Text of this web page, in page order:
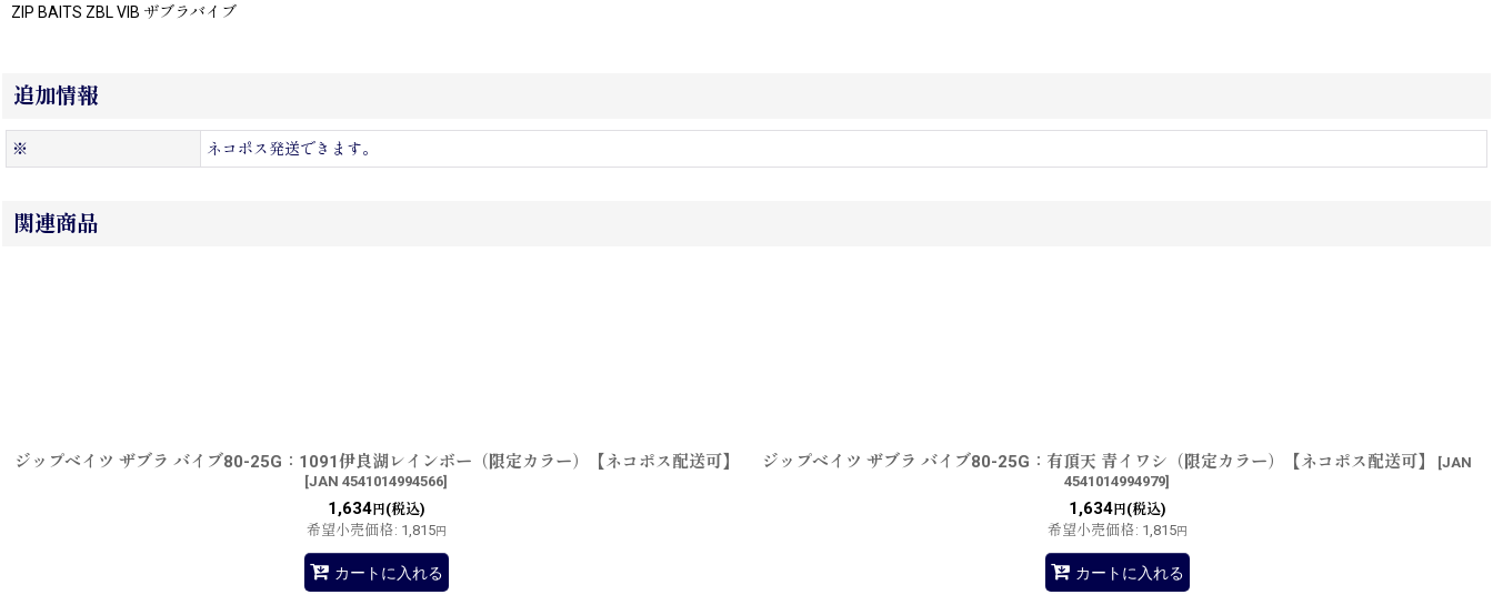
ZIP BAITS ZBL VIB ザブラバイブ
追加情報
※ ネコポス発送できます。
関連商品
ジップベイツ ザブラ バイブ80-25G：1091伊良湖レインボー（限定カラー）【ネコポス配送可】
[JAN 4541014994566]
1,634円(税込)
希望小売価格: 1,815円
カートに入れる
ジップベイツ ザブラ バイブ80-25G：有頂天 青イワシ（限定カラー）【ネコポス配送可】 [JAN
4541014994979]
1,634円(税込)
希望小売価格: 1,815円
カートに入れる